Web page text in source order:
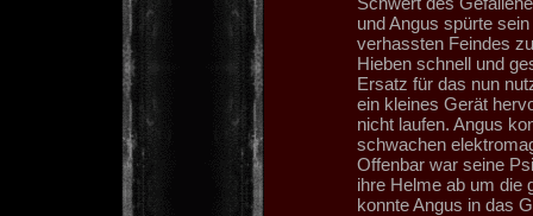
und Angus spürte
verhassten Feindes
Hieben schnell und
Ersatz für das nun
ein kleines Gerät
nicht laufen. Angus
schwachen
Offenbar war seine
ihre Helme ab um die
konnte Angus in das